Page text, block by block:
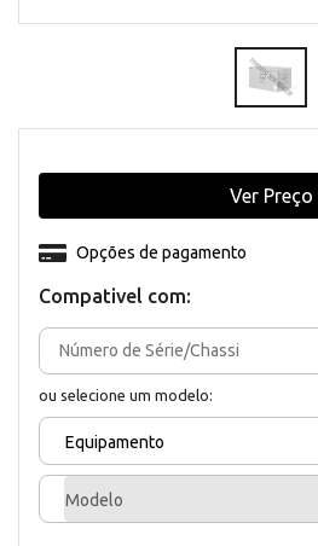
Compativel com:
ou selecione um modelo:
Equipamento
Modelo
Opções de pagamento
Ver Preço